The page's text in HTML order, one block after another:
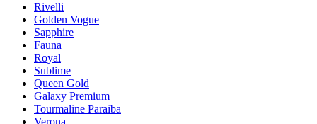
Rivelli
Golden Vogue
Sapphire
Fauna
Royal
Sublime
Queen Gold
Galaxy Premium
Tourmaline Paraiba